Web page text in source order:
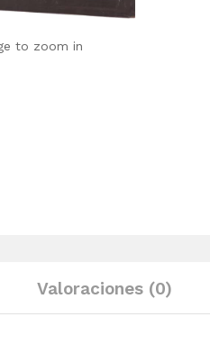
to zoom in
Valoraciones (0)